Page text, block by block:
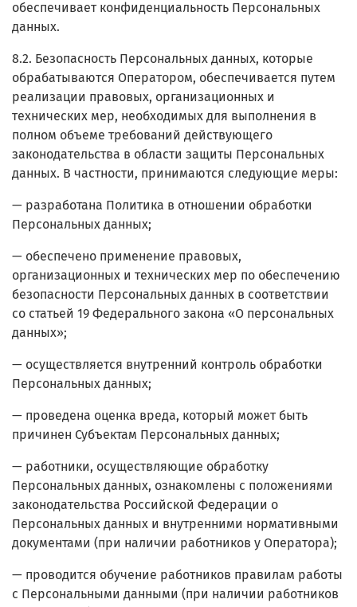
обеспечивает конфиденциальность Персональных
данных.
8.2. Безопасность Персональных данных, которые
обрабатываются Оператором, обеспечивается путем
реализации правовых, организационных и
технических мер, необходимых для выполнения в
полном объеме требований действующего
законодательства в области защиты Персональных
данных. В частности, принимаются следующие меры:
— разработана Политика в отношении обработки
Персональных данных;
— обеспечено применение правовых,
организационных и технических мер по обеспечению
безопасности Персональных данных в соответствии
со статьей 19 Федерального закона «О персональных
данных»;
— осуществляется внутренний контроль обработки
Персональных данных;
— проведена оценка вреда, который может быть
причинен Субъектам Персональных данных;
— работники, осуществляющие обработку
Персональных данных, ознакомлены с положениями
законодательства Российской Федерации о
Персональных данных и внутренними нормативными
документами (при наличии работников у Оператора);
— проводится обучение работников правилам работы
с Персональными данными (при наличии работников